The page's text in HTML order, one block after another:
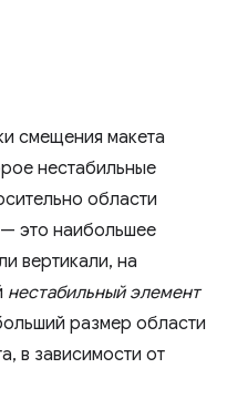
смещения макета
нестабильные
области
это наибольшее
вертикали, на
нестабильный элемент
размер области
в зависимости от